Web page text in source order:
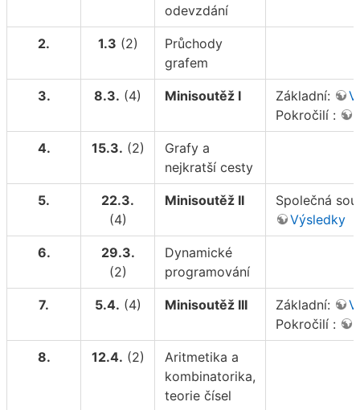
odevzdání
2. 1.3 (2)
Průchody
grafem
3. 8.3. (4) Minisoutěž I Základní:
Pokročilí :
4. 15.3. (2)
Grafy a
nejkratší cesty
5.
22.3.
(4)
Minisoutěž II
Společná
Výsledky
6.
29.3.
(2)
Dynamické
programování
7. 5.4. (4) Minisoutěž III Základní:
Pokročilí :
8. 12.4. (2)
Aritmetika a
kombinatorika,
teorie čísel